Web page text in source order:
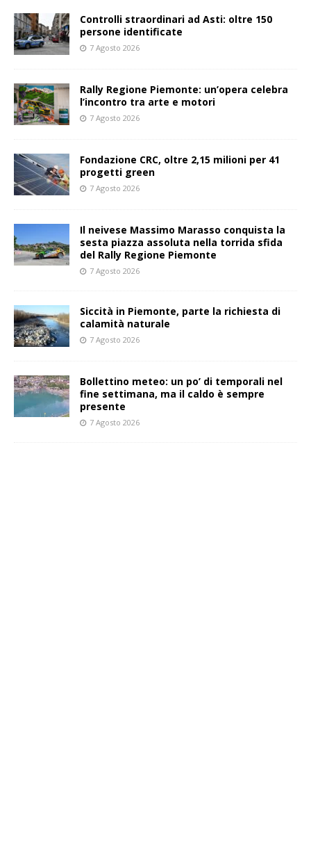
Controlli straordinari ad Asti: oltre 150
persone identificate
7 Agosto 2026
Rally Regione Piemonte: un’opera celebra
l’incontro tra arte e motori
7 Agosto 2026
Fondazione CRC, oltre 2,15 milioni per 41
progetti green
7 Agosto 2026
Il neivese Massimo Marasso conquista la
sesta piazza assoluta nella torrida sfida
del Rally Regione Piemonte
7 Agosto 2026
Siccità in Piemonte, parte la richiesta di
calamità naturale
7 Agosto 2026
Bollettino meteo: un po’ di temporali nel
fine settimana, ma il caldo è sempre
presente
7 Agosto 2026